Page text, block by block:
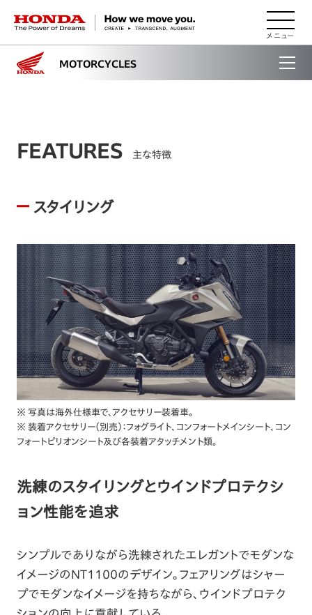
HONDA The Power of Dreams
MOTORCYCLES
FEATURES 主な特徴
スタイリング
※ 写真は海外仕様車で、アクセサリー装着車。
※ 装着アクセサリー（別売）：フォグライト、コンフォートメインシート、コン
フォートピリオンシート及び各装着アタッチメント類。
洗練のスタイリングとウインドプロテクシ
ョン性能を追求
シンプルでありながら洗練されたエレガントでモダンな
イメージのNT1100のデザイン。フェアリングはシャー
プでモダンなイメージを持ちながら、ウインドプロテク